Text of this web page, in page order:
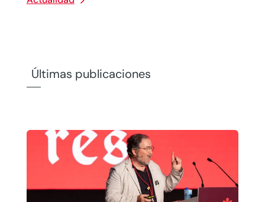
Últimas publicaciones